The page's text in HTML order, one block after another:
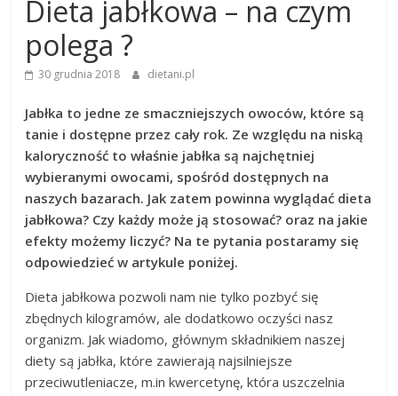
Dieta jabłkowa – na czym
polega ?
30 grudnia 2018 dietani.pl
Jabłka to jedne ze smaczniejszych owoców, które są
tanie i dostępne przez cały rok. Ze względu na niską
kaloryczność to właśnie jabłka są najchętniej
wybieranymi owocami, spośród dostępnych na
naszych bazarach. Jak zatem powinna wyglądać dieta
jabłkowa? Czy każdy może ją stosować? oraz na jakie
efekty możemy liczyć? Na te pytania postaramy się
odpowiedzieć w artykule poniżej.
Dieta jabłkowa pozwoli nam nie tylko pozbyć się
zbędnych kilogramów, ale dodatkowo oczyści nasz
organizm. Jak wiadomo, głównym składnikiem naszej
diety są jabłka, które zawierają najsilniejsze
przeciwutleniacze, m.in kwercetynę, która uszczelnia